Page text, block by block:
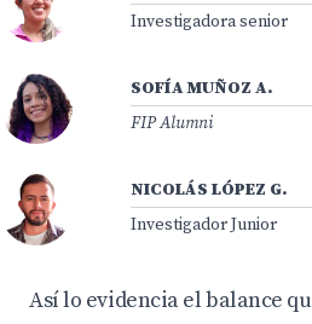
Investigadora senior
SOFÍA MUÑOZ A.
FIP Alumni
NICOLÁS LÓPEZ G.
Investigador Junior
Así lo evidencia el balance